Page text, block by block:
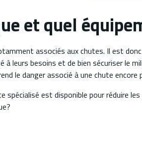
et quel
associés aux chutes. Il est
leurs besoins et de bien sécuriser le
le danger associé à une chute encore
est disponible pour réduire